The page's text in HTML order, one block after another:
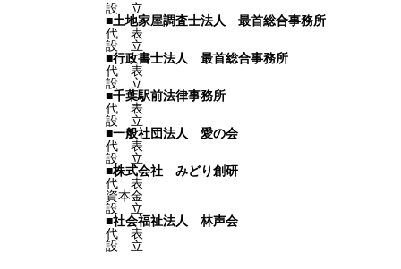
設 立
■土地家屋調査士法人 最首総合事務所
代 表
設 立
■行政書士法人 最首総合事務所
代 表
設 立
■千葉駅前法律事務所
代 表
設 立
■一般社団法人 愛の会
代 表
設 立
■株式会社 みどり創研
代 表
資本金
設 立
■社会福祉法人 林声会
代 表
設 立